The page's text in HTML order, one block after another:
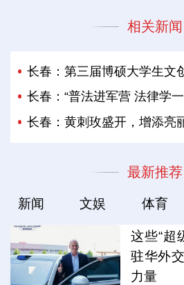
相关新闻
长春：第三届博硕大学生文
长春：“普法进军营 法律学一
长春：黄刺玫盛开，增添亮
最新推荐
新闻 文娱 体育
这些“超
驻华外
力量